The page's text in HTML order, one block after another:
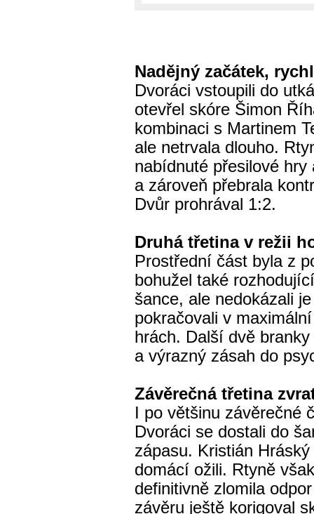
Nadějný začátek,
Dvoráci vstoupili do
otevřel skóre Šimon
kombinaci s Martin­em
ale netrvala dlouho.
nabídnuté přesilové
a zároveň přebrala
Dvůr prohrával 1:2.
Druhá třetina v režii
Prostřední část byla z
bohužel také
šance, ale nedokázali
pokračovali v
hrách. Další dvě
a výrazný zásah do
Závěrečná třetina
I po většinu
Dvoráci se dostali do
zápasu. Kristián
domácí ožili. Rtyně
definitivně zlomila
závěru ještě korigoval